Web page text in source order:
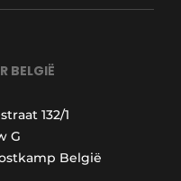
BELGIË
132/1
G
België